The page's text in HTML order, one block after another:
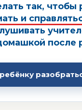
так, чтобы
и
после